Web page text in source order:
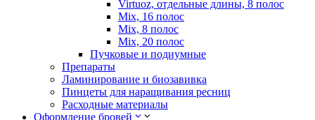
Virtuoz, отдельные длины, 8 полос
Mix, 16 полос
Mix, 8 полос
Mix, 20 полос
Пучковые и подиумные
Препараты
Ламинирование и биозавивка
Пинцеты для наращивания ресниц
Расходные материалы
Оформление бровей